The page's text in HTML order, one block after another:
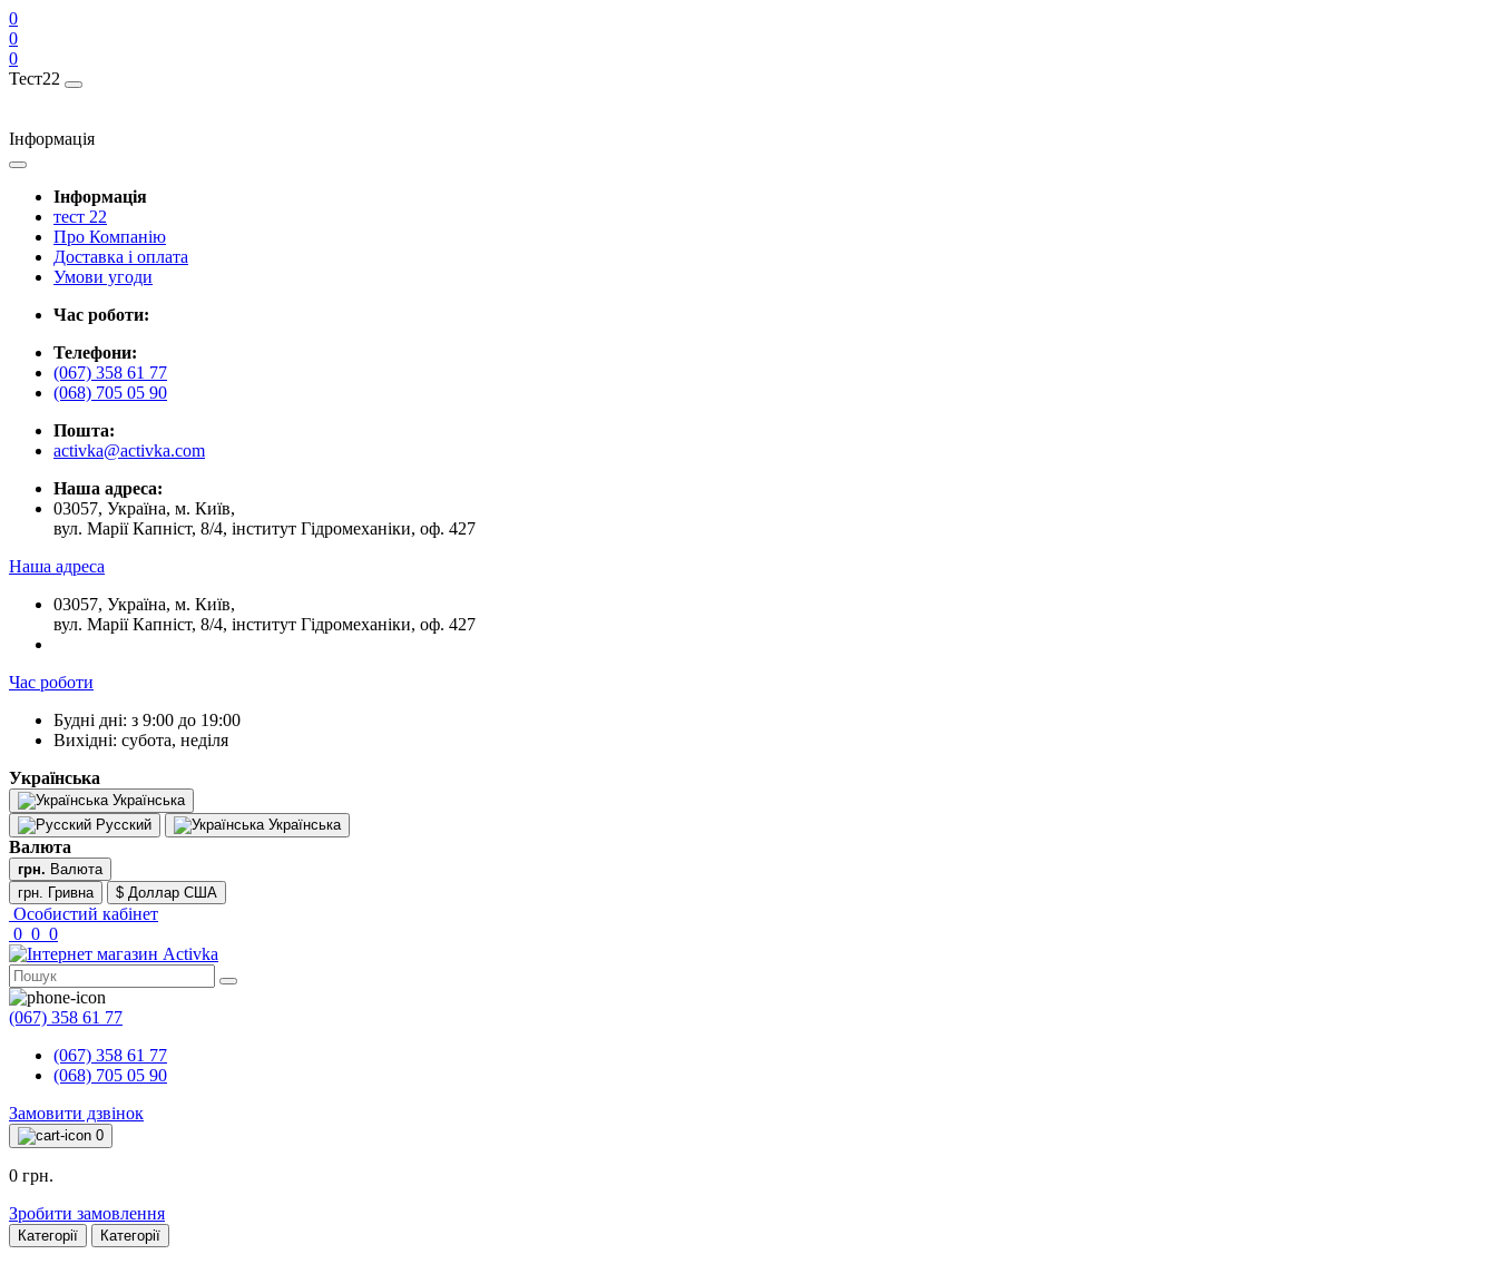
0
0
0
Тест22
Інформація
Інформація
тест 22
Про Компанію
Доставка і оплата
Умови угоди
Час роботи:
Телефони:
(067) 358 61 77
(068) 705 05 90
Пошта:
activka@activka.com
Наша адреса:
03057, Україна, м. Київ,
вул. Марії Капніст, 8/4, інститут Гідромеханіки, оф. 427
Наша адреса
03057, Україна, м. Київ,
вул. Марії Капніст, 8/4, інститут Гідромеханіки, оф. 427
Час роботи
Будні дні: з 9:00 до 19:00
Вихідні: субота, неділя
Українська
Українська
Русский
Українська
Валюта
грн. Валюта
грн. Гривна
$ Доллар США
Особистий кабінет
0 0 0
(067) 358 61 77
(067) 358 61 77
(068) 705 05 90
Замовити дзвінок
0
0 грн.
Зробити замовлення
Категорії Категорії